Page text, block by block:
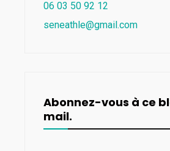
06 03 50 92 12
seneathle@gmail.com
Abonnez-vous à ce
mail.